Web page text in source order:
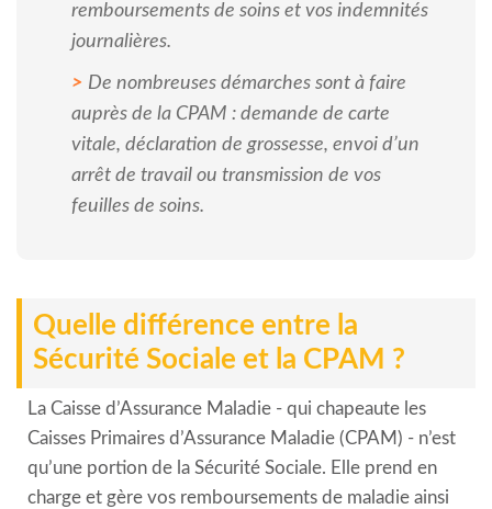
remboursements de soins et vos indemnités
journalières.
De nombreuses démarches sont à faire
auprès de la CPAM : demande de carte
vitale, déclaration de grossesse, envoi d’un
arrêt de travail ou transmission de vos
feuilles de soins.
Quelle différence entre la
Sécurité Sociale et la CPAM ?
La Caisse d’Assurance Maladie - qui chapeaute les
Caisses Primaires d’Assurance Maladie (CPAM) - n’est
qu’une portion de la Sécurité Sociale. Elle prend en
charge et gère vos remboursements de maladie ainsi